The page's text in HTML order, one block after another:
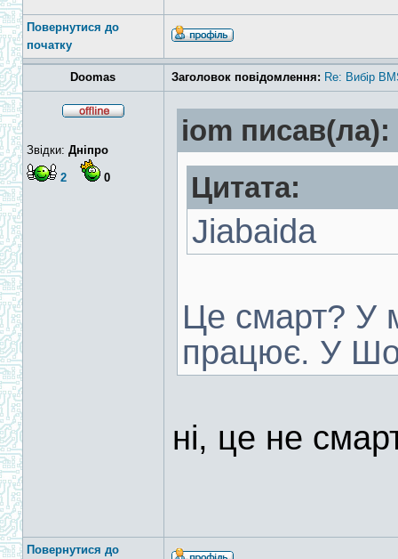
Повернутися до
початку
Doomas Заголовок повідомлення: Re: Вибір
Звідки: Дніпро
2 0
iom писав(ла):
Цитата:
Jiabaida
Це смарт? У
працює. У
ні, це не
Повернутися до